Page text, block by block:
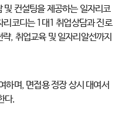
컨설팅을 제공하는 일자리코
리코디는 1대1 취업상담과 진로
, 취업교육 및 일자리알선까지
하며, 면접용 정장 상시 대여서
다.